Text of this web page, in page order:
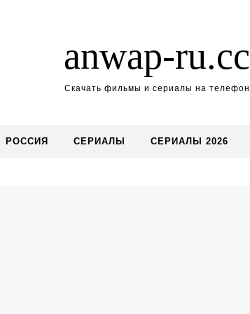
anwap-ru.cc
Скачать фильмы и сериалы на телефон
РОССИЯ СЕРИАЛЫ СЕРИАЛЫ 2026